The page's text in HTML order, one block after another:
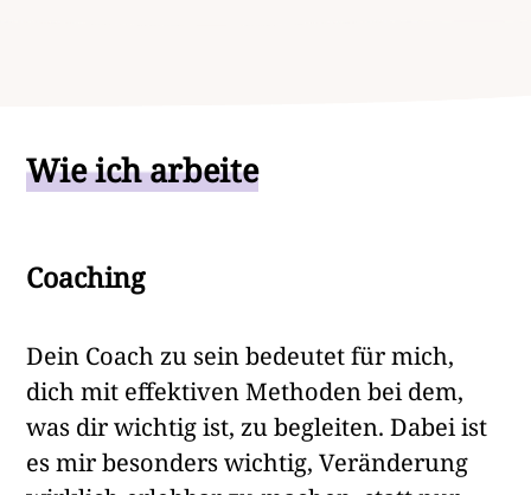
Wie ich arbeite
Coaching
Dein Coach zu sein bedeutet für mich,
dich mit effektiven Methoden bei dem,
was dir wichtig ist, zu begleiten. Dabei ist
es mir besonders wichtig, Veränderung